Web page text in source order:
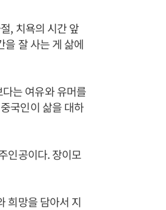
, 치욕의 시간 앞
을 잘 사는 게 삶에
는 여유와 유머를
국인이 삶을 대하
인공이다. 장이모
희망을 담아서 지